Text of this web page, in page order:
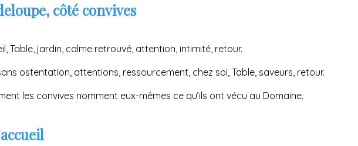
côté convives
Table, jardin, calme retrouvé, attention, intimité, retour.
ostentation, attentions, ressourcement, chez soi, Table, saveurs, retour.
les convives nomment eux-mêmes ce qu’ils ont vécu au Domaine.